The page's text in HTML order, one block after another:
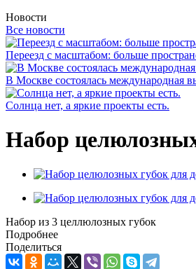
Новости
Все новости
Переезд с масштабом: больше
В Москве состоялась международная
Солнца нет, а яркие проекты есть.
Набор
Набор из 3 целлюлозных губок
Подробнее
Поделиться